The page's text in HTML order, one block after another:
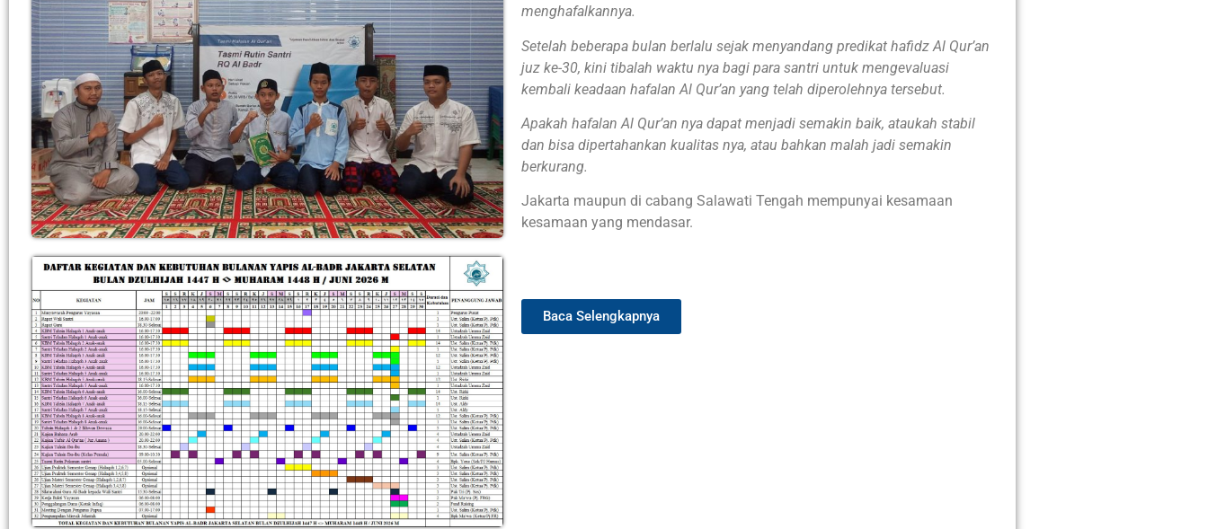
menghafalkannya.
Setelah beberapa bulan berlalu sejak menyandang predikat hafidz Al Qur’an
juz ke-30, kini tibalah waktu nya bagi para santri untuk mengevaluasi
kembali keadaan hafalan Al Qur’an yang telah diperolehnya tersebut.
Apakah hafalan Al Qur’an nya dapat menjadi semakin baik, ataukah stabil
dan bisa dipertahankan kualitas nya, atau bahkan malah jadi semakin
berkurang.
Jakarta maupun di cabang Salawati Tengah mempunyai kesamaan
kesamaan yang mendasar.
Baca Selengkapnya